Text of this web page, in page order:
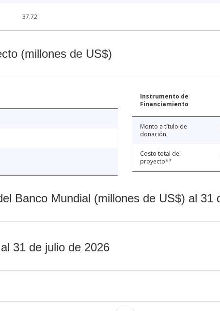
37.72
(millones de US$)
Instrumento de
Financiamiento
Monto a título de
donación
Costo total del
proyecto**
Banco Mundial (millones de US$) al 31
31 de julio de 2026